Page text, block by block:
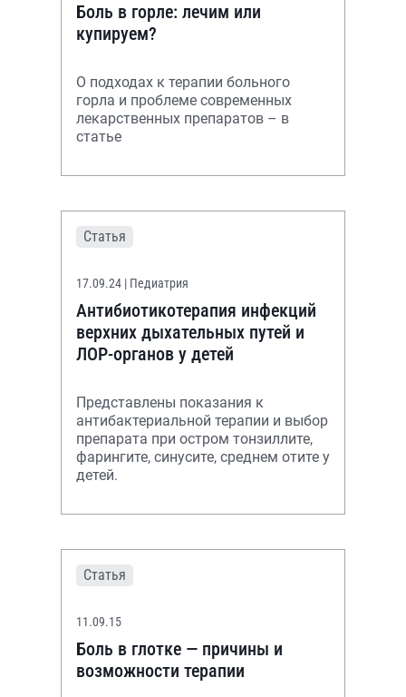
Боль в горле: лечим или
купируем?
О подходах к терапии больного
горла и проблеме современных
лекарственных препаратов – в
статье
Статья
17.09.24 | Педиатрия
Антибиотикотерапия инфекций
верхних дыхательных путей и
ЛОР-органов у детей
Представлены показания к
антибактериальной терапии и выбор
препарата при остром тонзиллите,
фарингите, синусите, среднем отите у
детей.
Статья
11.09.15
Боль в глотке — причины и
возможности терапии